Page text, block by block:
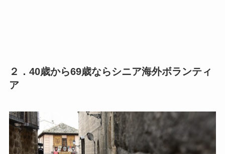
２．40歳から69歳ならシニア海外ボランティ
ア